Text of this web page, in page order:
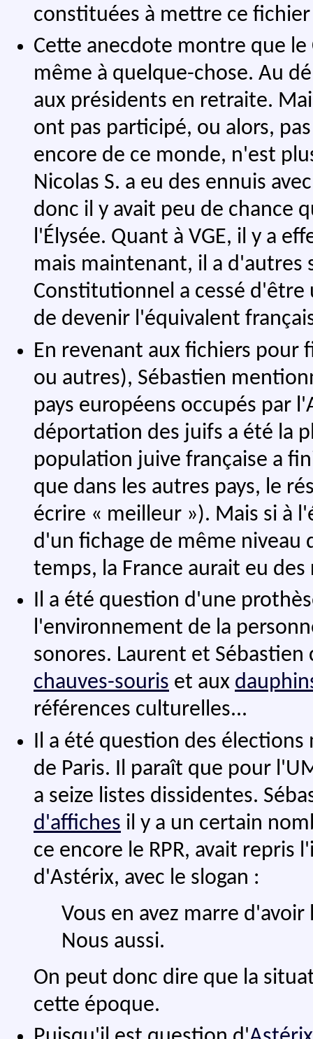
constituées à mettre ce
Cette anecdote montre que
même à quelque-chose. Au
aux présidents en retraite.
ont pas participé, ou alors,
encore de ce monde, n'est
Nicolas S. a eu des ennuis
donc il y avait peu de chance
l'Élysée. Quant à VGE, il y a
mais maintenant, il a d'autres
Constitutionnel a cessé d'être
de devenir l'équivalent
En revenant aux fichiers
ou autres), Sébastien
pays européens occupés par
déportation des juifs a été la
population juive française a
que dans les autres pays, le
écrire « meilleur »). Mais si à
d'un fichage de même niveau
temps, la France aurait eu
Il a été question d'une
l'environnement de la
sonores. Laurent et
chauves-souris et aux
références culturelles...
Il a été question des
de Paris. Il paraît que pour
a seize listes dissidentes.
d'affiches il y a un certain
ce encore le RPR, avait repris
d'Astérix, avec le slogan :
Vous en avez marre
Nous aussi.
On peut donc dire que la
cette époque.